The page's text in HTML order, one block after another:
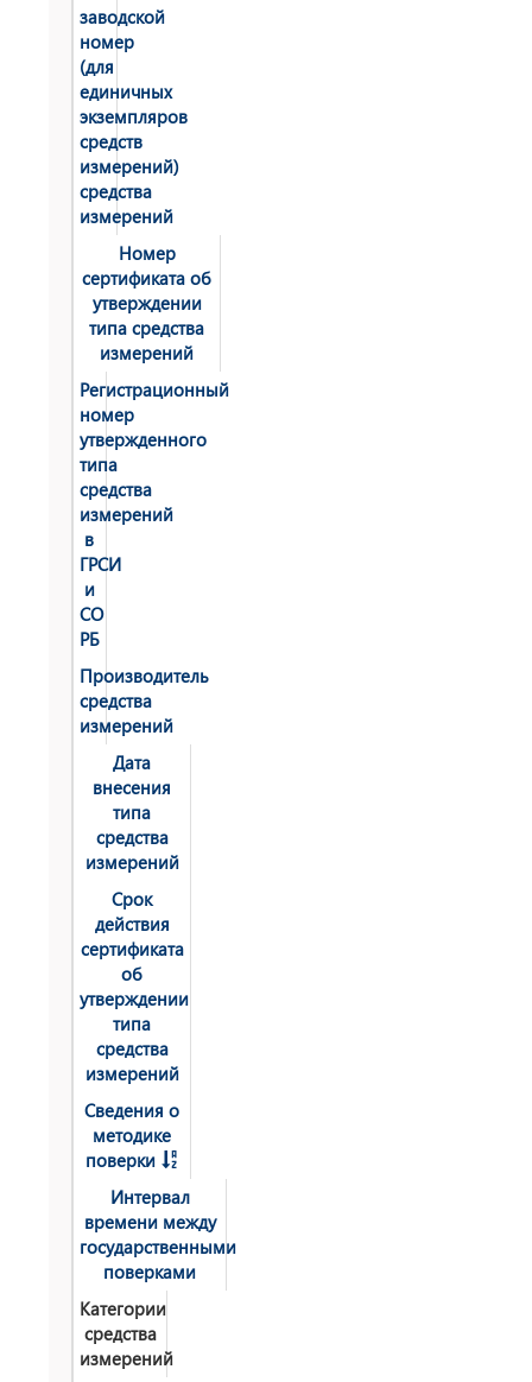
заводской
номер
(для
единичных
экземпляров
средств
измерений)
средства
измерений
Номер
сертификата об
утверждении
типа средства
измерений
Регистрационный
номер
утвержденного
типа
средства
измерений
в
ГРСИ
и
СО
РБ
Производитель
средства
измерений
Дата
внесения
типа
средства
измерений
Срок
действия
сертификата
об
утверждении
типа
средства
измерений
Сведения о
методике
поверки
Интервал
времени между
государственными
поверками
Категории
средства
измерений